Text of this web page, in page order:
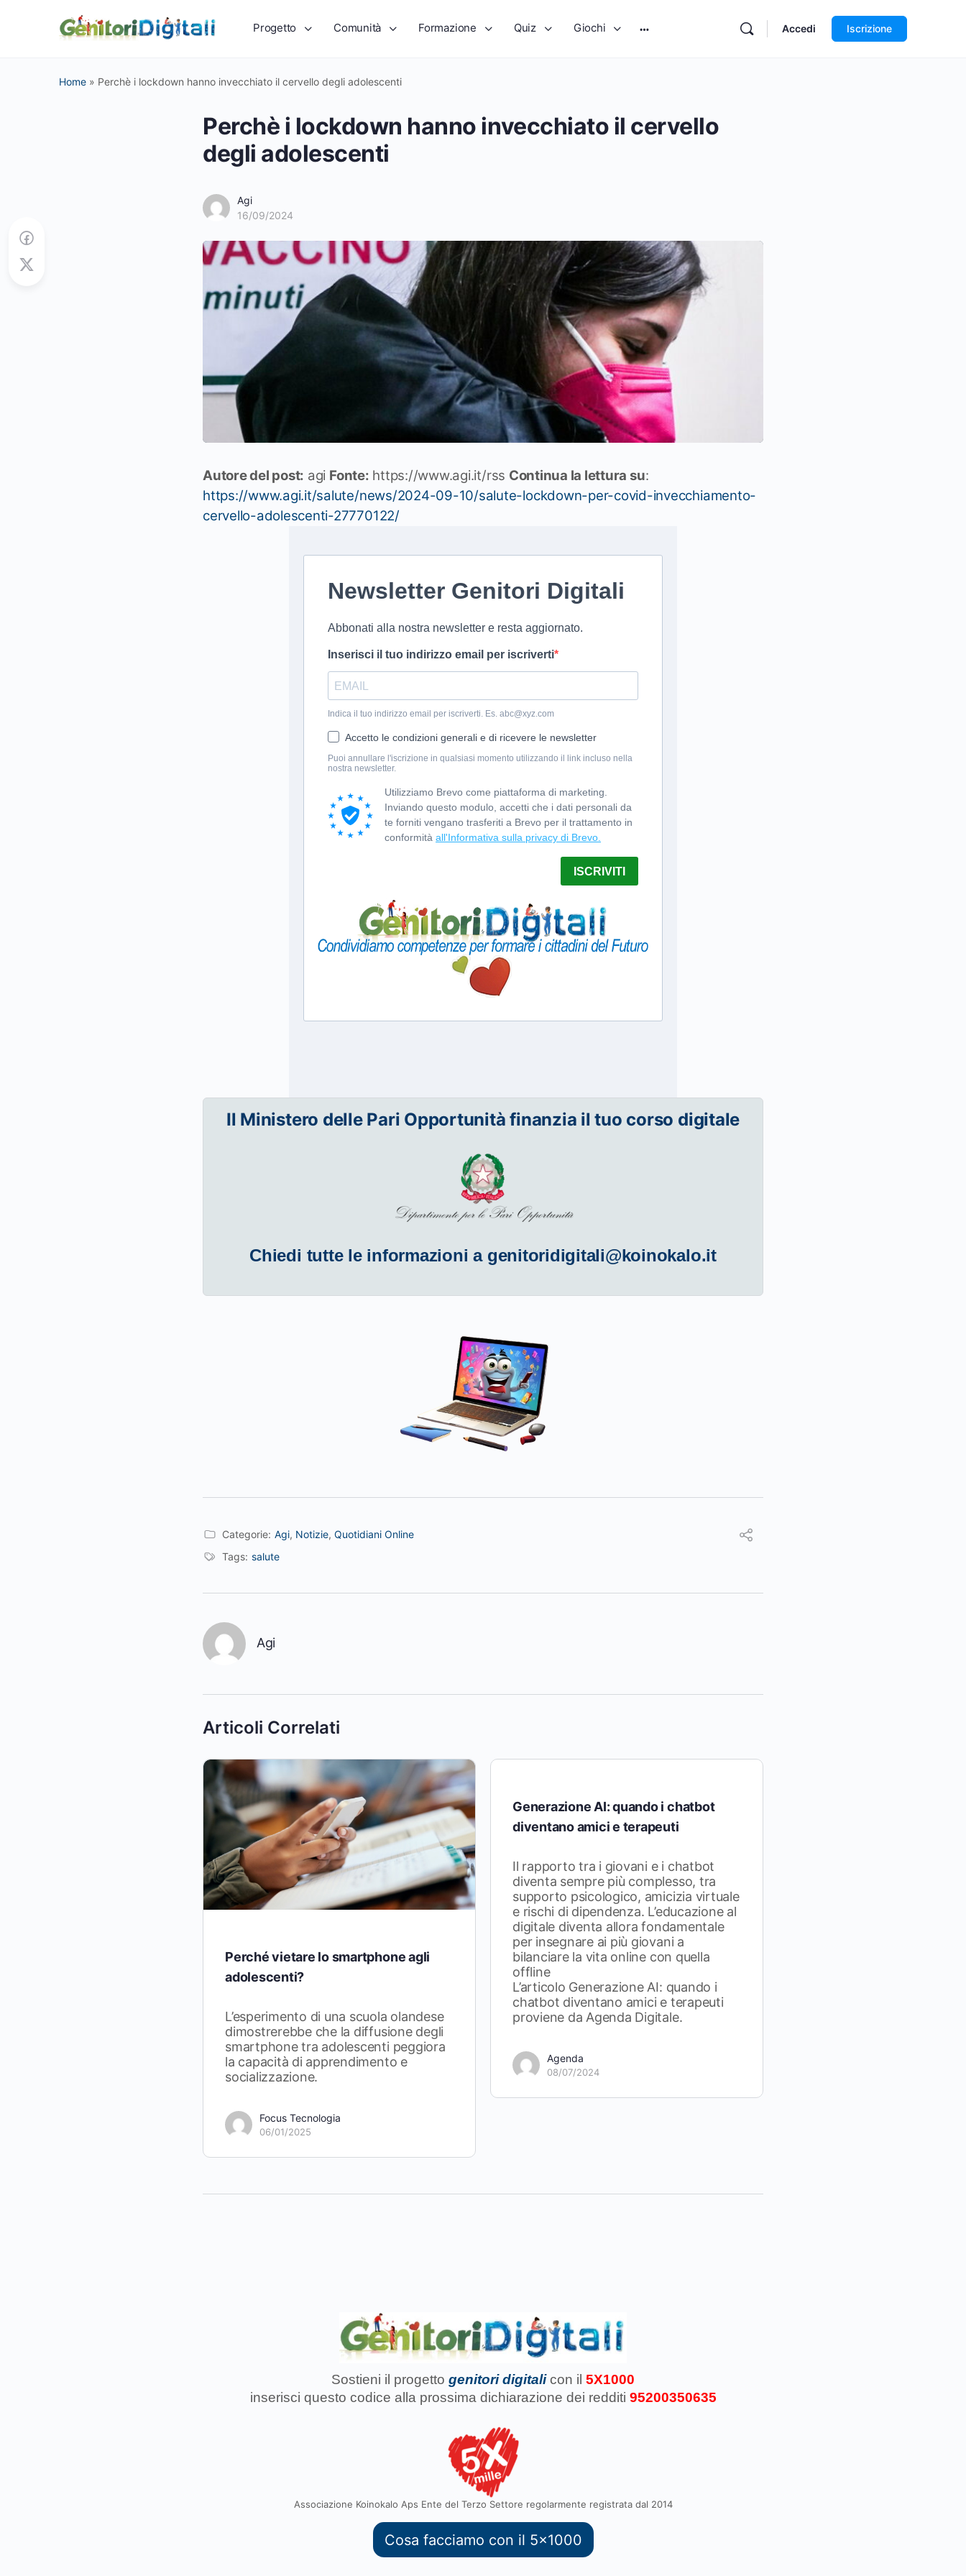
Progetto Comunità Formazione Quiz Giochi Accedi Iscrizione
Home » Perchè i lockdown hanno invecchiato il cervello degli adolescenti
Perchè i lockdown hanno invecchiato il cervello
degli adolescenti
Agi
16/09/2024
Autore del post: agi Fonte: https://www.agi.it/rss Continua la lettura su:
https://www.agi.it/salute/news/2024-09-10/salute-lockdown-per-covid-invecchiamento-
cervello-adolescenti-27770122/
Il Ministero delle Pari Opportunità finanzia il tuo corso digitale
Chiedi tutte le informazioni a genitoridigitali@koinokalo.it
Categorie: Agi, Notizie, Quotidiani Online
Tags: salute
Agi
Articoli Correlati
Perché vietare lo smartphone agli
adolescenti?
L’esperimento di una scuola olandese
dimostrerebbe che la diffusione degli
smartphone tra adolescenti peggiora
la capacità di apprendimento e
socializzazione.
Focus Tecnologia
06/01/2025
Generazione AI: quando i chatbot
diventano amici e terapeuti
Il rapporto tra i giovani e i chatbot
diventa sempre più complesso, tra
supporto psicologico, amicizia virtuale
e rischi di dipendenza. L’educazione al
digitale diventa allora fondamentale
per insegnare ai più giovani a
bilanciare la vita online con quella
offline
L’articolo Generazione AI: quando i
chatbot diventano amici e terapeuti
proviene da Agenda Digitale.
Agenda
08/07/2024
Sostieni il progetto genitori digitali con il 5X1000
inserisci questo codice alla prossima dichiarazione dei redditi 95200350635
Associazione Koinokalo Aps Ente del Terzo Settore regolarmente registrata dal 2014
Cosa facciamo con il 5x1000